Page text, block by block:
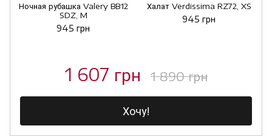
Ночная рубашка Valery BB12
SDZ, M
945 грн
Халат Verdissima RZ72, XS
945 грн
1 607 грн 1 890 грн
Хочу!